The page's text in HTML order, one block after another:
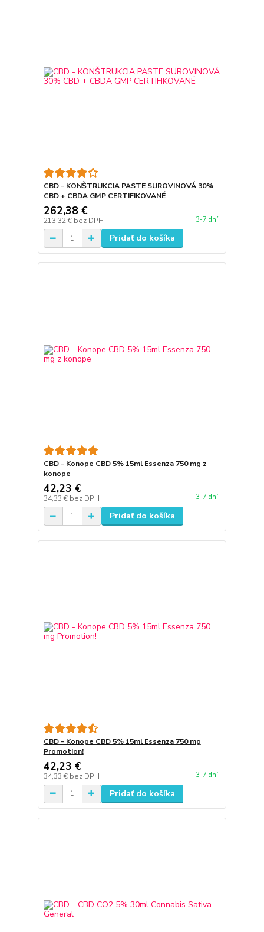
CBD - KONŠTRUKCIA PASTE SUROVINOVÁ 30%
CBD + CBDA GMP CERTIFIKOVANÉ
262,38 €
213,32 € bez DPH 3-7 dní
Pridať do košíka
CBD - Konope CBD 5% 15ml Essenza 750 mg z
konope
42,23 €
34,33 € bez DPH 3-7 dní
Pridať do košíka
CBD - Konope CBD 5% 15ml Essenza 750 mg
Promotion!
42,23 €
34,33 € bez DPH 3-7 dní
Pridať do košíka